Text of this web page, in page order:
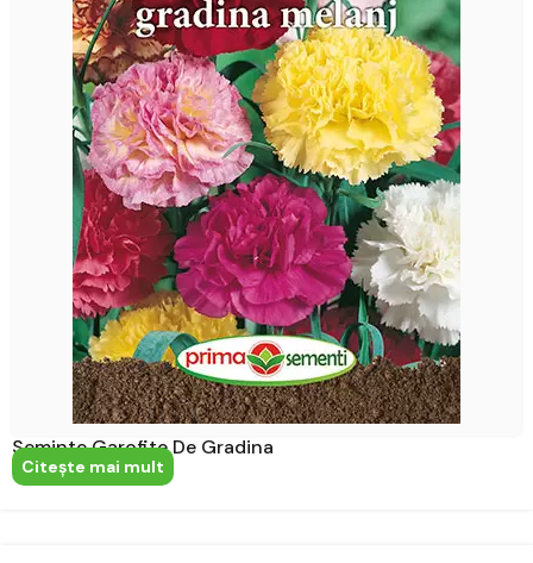
Seminte Garofite De Gradina
Citeşte mai mult